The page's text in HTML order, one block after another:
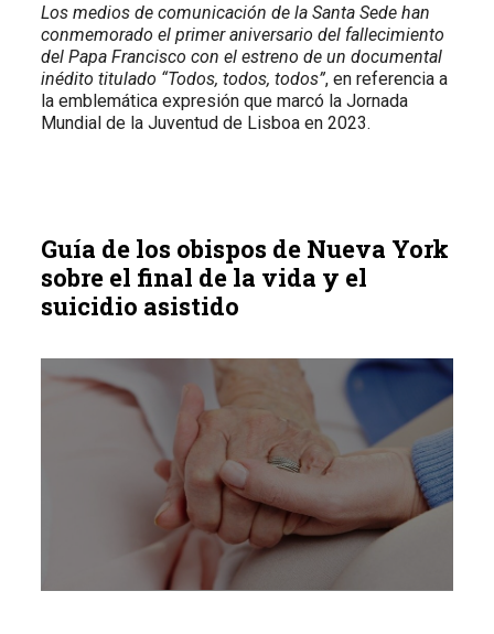
Los medios de comunicación de la Santa Sede han
conmemorado el primer aniversario del fallecimiento
del Papa Francisco con el estreno de un documental
inédito titulado “Todos, todos, todos”, en referencia a
la emblemática expresión que marcó la Jornada
Mundial de la Juventud de Lisboa en 2023.
Guía de los obispos de Nueva York
sobre el final de la vida y el
suicidio asistido